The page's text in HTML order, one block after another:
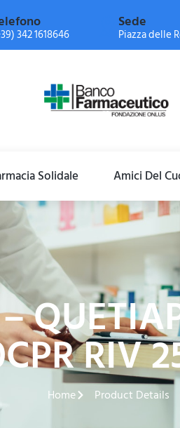
342 1618646
Sede
Piazza delle
Solidale Amici Del
RIV
Home Product Details